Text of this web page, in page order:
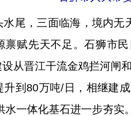
，三面临海，境内无
禀赋先天不足。石狮市
从晋江干流金鸡拦河闸
升到80万吨/日，相继建
水一体化基石进一步夯实